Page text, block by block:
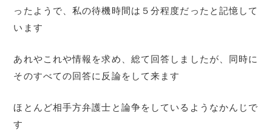
ったようで、私の待機時間は５分程度だったと記憶して
います
あれやこれや情報を求め、総て回答しましたが、同時に
そのすべての回答に反論をして来ます
ほとんど相手方弁護士と論争をしているようなかんじで
す